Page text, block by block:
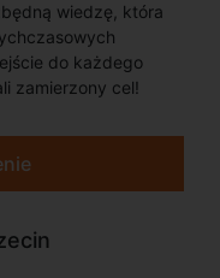
wiedzę, która
do każdego
zamierzony cel!